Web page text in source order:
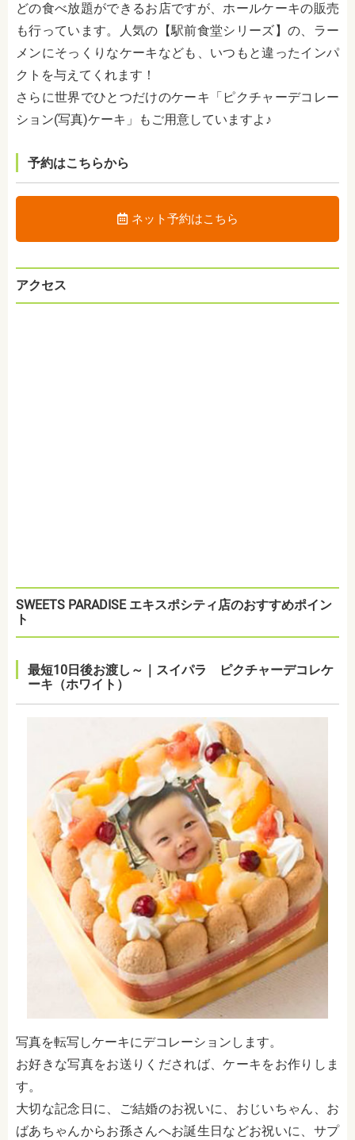
どの食べ放題ができるお店ですが、ホールケーキの販売
も行っています。人気の【駅前食堂シリーズ】の、ラー
メンにそっくりなケーキなども、いつもと違ったインパ
クトを与えてくれます！
さらに世界でひとつだけのケーキ「ピクチャーデコレー
ション(写真)ケーキ」もご用意していますよ♪
予約はこちらから
ネット予約はこちら
アクセス
SWEETS PARADISE エキスポシティ店のおすすめポイン
ト
最短10日後お渡し～｜スイパラ ピクチャーデコレケ
ーキ（ホワイト）
写真を転写しケーキにデコレーションします。
お好きな写真をお送りくだされば、ケーキをお作りしま
す。
大切な記念日に、ご結婚のお祝いに、おじいちゃん、お
ばあちゃんからお孫さんへお誕生日などお祝いに、サプ